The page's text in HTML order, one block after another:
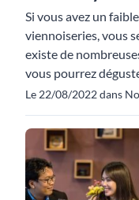
Si vous avez un
viennoiseries, vous
existe de
vous pourrez
Le 22/08/2022 dans